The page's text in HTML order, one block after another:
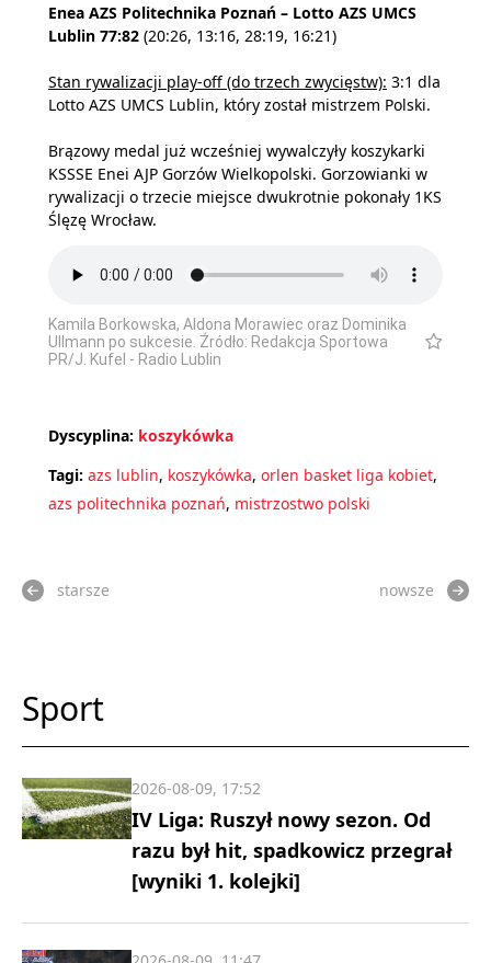
Enea AZS Politechnika Poznań – Lotto AZS UMCS
Lublin 77:82 (20:26, 13:16, 28:19, 16:21)
Stan rywalizacji play-off (do trzech zwycięstw): 3:1 dla
Lotto AZS UMCS Lublin, który został mistrzem Polski.
Brązowy medal już wcześniej wywalczyły koszykarki
KSSSE Enei AJP Gorzów Wielkopolski. Gorzowianki w
rywalizacji o trzecie miejsce dwukrotnie pokonały 1KS
Ślęzę Wrocław.
Kamila Borkowska, Aldona Morawiec oraz Dominika
Ullmann po sukcesie. Źródło: Redakcja Sportowa
PR/J. Kufel - Radio Lublin
Dyscyplina: koszykówka
Tagi: azs lublin, koszykówka, orlen basket liga kobiet,
azs politechnika poznań, mistrzostwo polski
starsze nowsze
Sport
IV Liga: Ruszył nowy sezon. Od
razu był hit, spadkowicz przegrał
[wyniki 1. kolejki]
2026-08-09, 17:52